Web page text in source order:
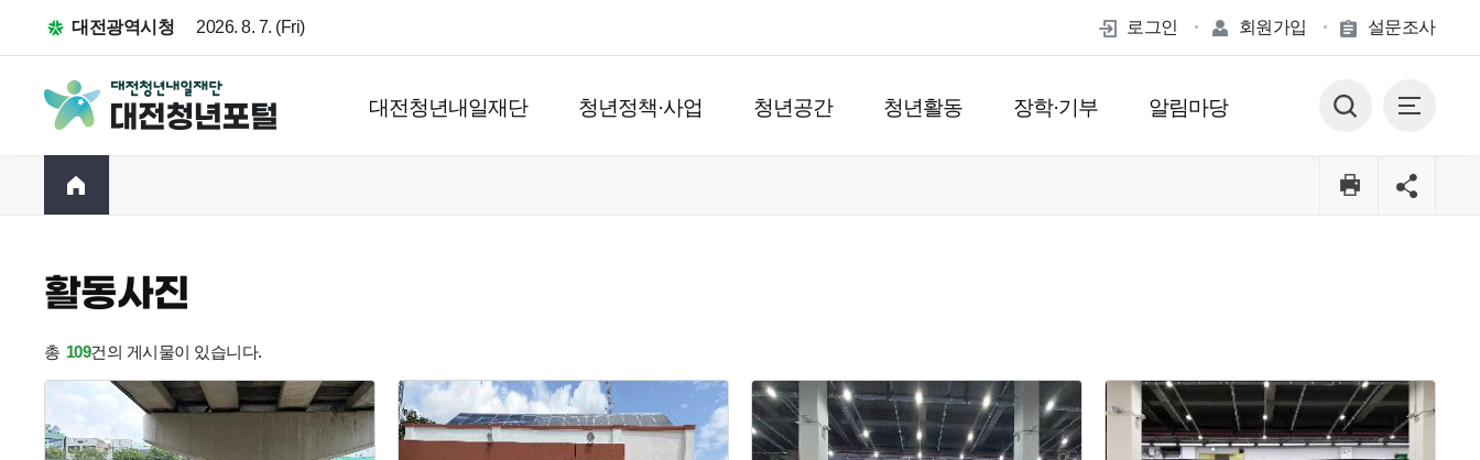
대전광역시청 2026. 8. 7. (Fri) 로그인 회원가입 설문조사
대전청년내일재단 청년정책·사업 청년공간 청년활동 장학·기부 알림마당
활동사진
총 109건의 게시물이 있습니다.